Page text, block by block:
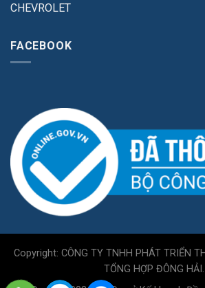
CHEVROLET
FACEBOOK
Copyright: CÔNG TY TNHH PHÁT TRIỂN
TỔNG HỢP ĐÔNG HẢI.